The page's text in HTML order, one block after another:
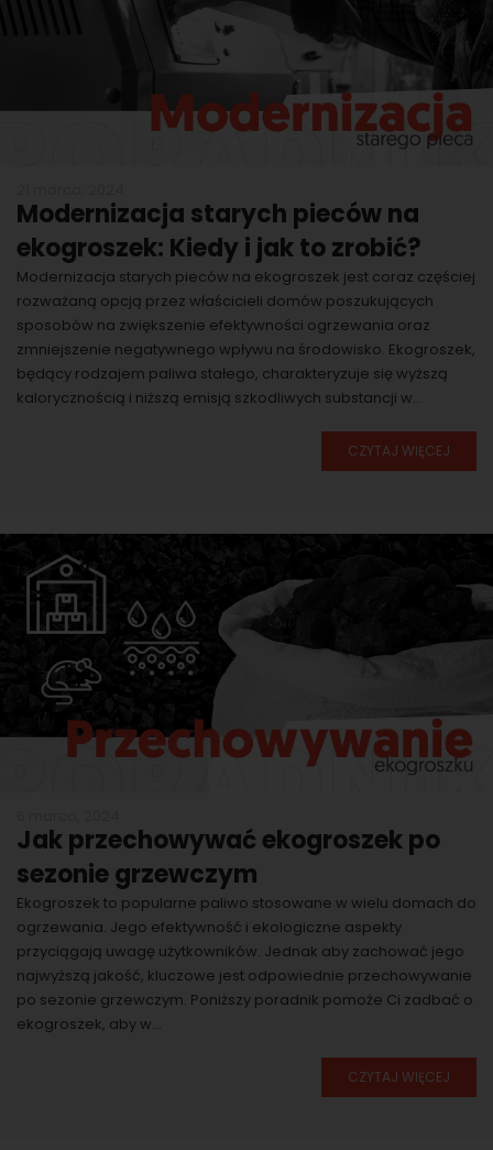
Modernizacja starych pieców na
ekogroszek: Kiedy i jak to zrobić?
Modernizacja starych pieców na ekogroszek jest coraz częściej
rozważaną opcją przez właścicieli domów poszukujących
sposobów na zwiększenie efektywności ogrzewania oraz
zmniejszenie negatywnego wpływu na środowisko. Ekogroszek,
będący rodzajem paliwa stałego, charakteryzuje się wyższą
kalorycznością i niższą emisją szkodliwych substancji w...
CZYTAJ WIĘCEJ
Jak przechowywać ekogroszek po
sezonie grzewczym
Ekogroszek to popularne paliwo stosowane w wielu domach do
ogrzewania. Jego efektywność i ekologiczne aspekty
przyciągają uwagę użytkowników. Jednak aby zachować jego
najwyższą jakość, kluczowe jest odpowiednie przechowywanie
po sezonie grzewczym. Poniższy poradnik pomoże Ci zadbać o
ekogroszek, aby w...
CZYTAJ WIĘCEJ